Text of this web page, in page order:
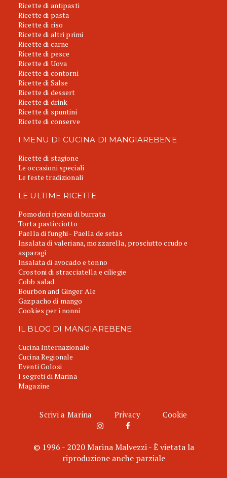
Ricette di antipasti
Ricette di pasta
Ricette di riso
Ricette di altri primi
Ricette di carne
Ricette di pesce
Ricette di Uova
Ricette di contorni
Ricette di Salse
Ricette di dessert
Ricette di drink
Ricette di spuntini
Ricette di conserve
I MENU DI CUCINA DI MANGIAREBENE
Ricette di stagione
Le occasioni speciali
Le feste tradizionali
LE ULTIME RICETTE
Pomodori ripieni di burrata
Torta pasticciotto
Paella di funghi - Paella de setas
Insalata di valeriana, mozzarella, prosciutto crudo e
asparagi
Insalata di avocado e tonno
Crostoni di stracciatella e ciliegie
Cobb salad
Bourbon and Ginger Ale
Gazpacho di mango
Cookies per i nonni
IL BLOG DI MANGIAREBENE
Cucina Internazionale
Cucina Regionale
Eventi Golosi
I segreti di Marina
Magazine
Scrivi a Marina Privacy Cookie
© 1996 - 2020 Marina Malvezzi - È vietata la
riproduzione anche parziale